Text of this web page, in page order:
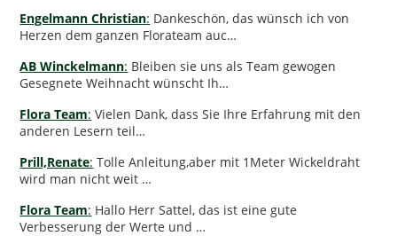
Engelmann Christian: Dankeschön, das wünsch ich von
Herzen dem ganzen Florateam auc…
AB Winckelmann: Bleiben sie uns als Team gewogen
Gesegnete Weihnacht wünscht Ih…
Flora Team: Vielen Dank, dass Sie Ihre Erfahrung mit den
anderen Lesern teil…
Prill,Renate: Tolle Anleitung,aber mit 1Meter Wickeldraht
wird man nicht weit …
Flora Team: Hallo Herr Sattel, das ist eine gute
Verbesserung der Werte und …